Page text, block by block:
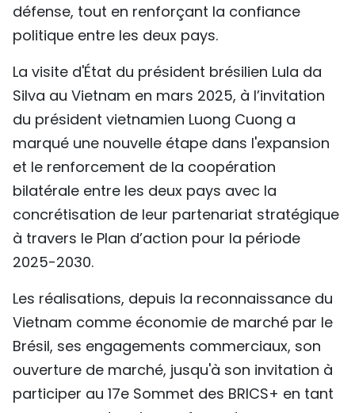
défense, tout en renforçant la confiance
politique entre les deux pays.
La visite d'État du président brésilien Lula da
Silva au Vietnam en mars 2025, à l’invitation
du président vietnamien Luong Cuong a
marqué une nouvelle étape dans l'expansion
et le renforcement de la coopération
bilatérale entre les deux pays avec la
concrétisation de leur partenariat stratégique
à travers le Plan d’action pour la période
2025-2030.
Les réalisations, depuis la reconnaissance du
Vietnam comme économie de marché par le
Brésil, ses engagements commerciaux, son
ouverture de marché, jusqu'à son invitation à
participer au 17e Sommet des BRICS+ en tant